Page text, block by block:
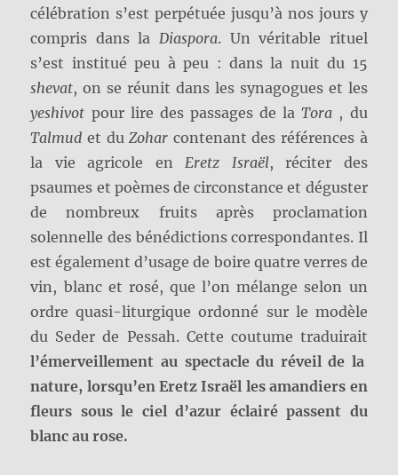
célébration s’est perpétuée jusqu’à nos jours y
compris dans la Diaspora. Un véritable rituel
s’est institué peu à peu : dans la nuit du 15
shevat, on se réunit dans les synagogues et les
yeshivot pour lire des passages de laTora , du
Talmudet duZohar contenant des références à
la vie agricole en Eretz Israël, réciter des
psaumes et poèmes de circonstance et déguster
de nombreux fruits après proclamation
solennelle des bénédictions correspondantes. Il
est également d’usage de boire quatre verres de
vin, blanc et rosé, que l’on mélange selon un
ordre quasi-liturgique ordonné sur le modèle
du Seder de Pessah. Cette coutume traduirait
l’émerveillement au spectacle du réveil de la
nature, lorsqu’en Eretz Israël les amandiers en
fleurs sous le ciel d’azur éclairé passent du
blanc au rose.